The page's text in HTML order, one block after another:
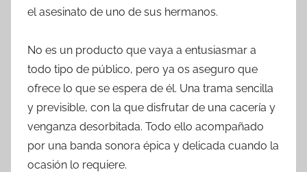
el asesinato de uno de sus hermanos.
No es un producto que vaya a entusiasmar a
todo tipo de público, pero ya os aseguro que
ofrece lo que se espera de él. Una trama sencilla
y previsible, con la que disfrutar de una cacería y
venganza desorbitada. Todo ello acompañado
por una banda sonora épica y delicada cuando la
ocasión lo requiere.